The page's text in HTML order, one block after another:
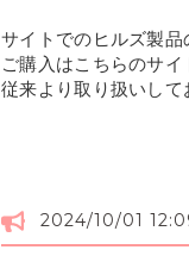
サイトでのヒルズ製品
ご購入はこちらのサイ
従来より取り扱いして
2024/10/01